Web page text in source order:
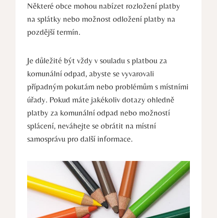
Některé obce mohou nabízet rozložení platby
na splátky nebo možnost odložení platby na
pozdější termín.
Je důležité být vždy v souladu s platbou za
komunální odpad, abyste se vyvarovali
případným pokutám nebo problémům s místními
úřady. Pokud máte jakékoliv dotazy ohledně
platby za komunální odpad nebo možností
splácení, neváhejte se obrátit na místní
samosprávu pro další informace.